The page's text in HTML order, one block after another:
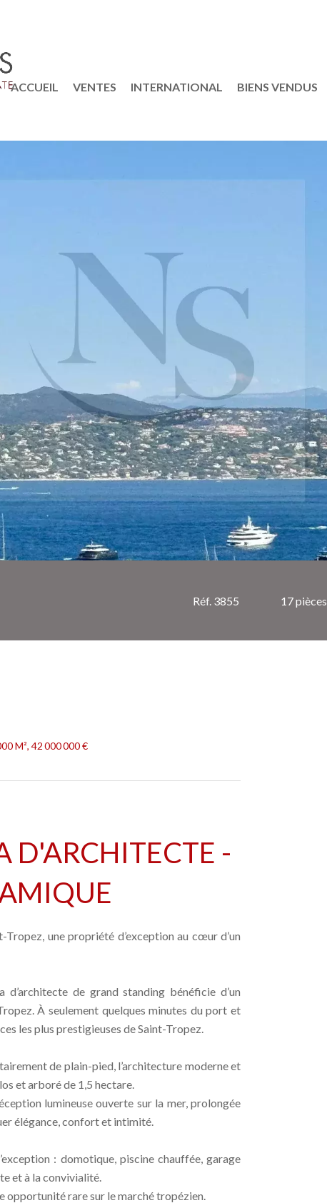
ACCUEIL VENTES INTERNATIONAL BIENS VENDUS
Réf. 3855 17 pièces
M², 42 000 000 €
D'ARCHITECTE -
une propriété d’exception au cœur d’un
de grand standing bénéficie d’un
À seulement quelques minutes du port et
les plus prestigieuses de Saint-Tropez.
de plain-pied, l’architecture moderne et
et arboré de 1,5 hectare.
lumineuse ouverte sur la mer, prolongée
élégance, confort et intimité.
: domotique, piscine chauffée, garage
et à la convivialité.
opportunité rare sur le marché tropézien.